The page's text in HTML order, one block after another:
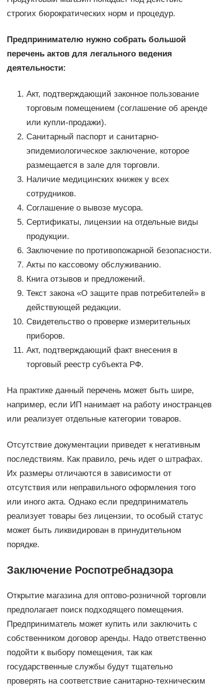
строгих бюрократических норм и процедур.
Предпринимателю нужно собрать большой
перечень актов для легального ведения
деятельности:
Акт, подтверждающий законное пользование
торговым помещением (соглашение об аренде
или купли-продажи).
Санитарный паспорт и санитарно-
эпидемиологическое заключение, которое
размещается в зале для торговли.
Наличие медицинских книжек у всех
сотрудников.
Соглашение о вывозе мусора.
Сертификаты, лицензии на отдельные виды
продукции.
Заключение по противопожарной безопасности.
Акты по кассовому обслуживанию.
Книга отзывов и предложений.
Текст закона «О защите прав потребителей» в
действующей редакции.
Свидетельство о проверке измерительных
приборов.
Акт, подтверждающий факт внесения в
торговый реестр субъекта РФ.
На практике данный перечень может быть шире,
например, если ИП нанимает на работу иностранцев
или реализует отдельные категории товаров.
Отсутствие документации приведет к негативным
последствиям. Как правило, речь идет о штрафах.
Их размеры отличаются в зависимости от
отсутствия или неправильного оформления того
или иного акта. Однако если предприниматель
реализует товары без лицензии, то особый статус
может быть ликвидирован в принудительном
порядке.
Заключение Роспотребнадзора
Открытие магазина для оптово-розничной торговли
предполагает поиск подходящего помещения.
Предприниматель может купить или заключить с
собственником договор аренды. Надо ответственно
подойти к выбору помещения, так как
государственные службы будут тщательно
проверять на соответствие санитарно-техническим